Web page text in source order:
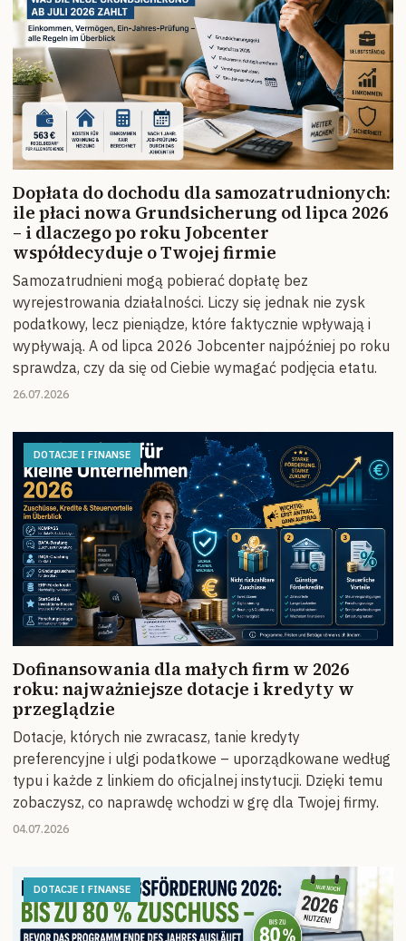
Dopłata do dochodu dla samozatrudnionych:
ile płaci nowa Grundsicherung od lipca 2026
– i dlaczego po roku Jobcenter
współdecyduje o Twojej firmie
Samozatrudnieni mogą pobierać dopłatę bez
wyrejestrowania działalności. Liczy się jednak nie zysk
podatkowy, lecz pieniądze, które faktycznie wpływają i
wypływają. A od lipca 2026 Jobcenter najpóźniej po roku
sprawdza, czy da się od Ciebie wymagać podjęcia etatu.
26.07.2026
DOTACJE I FINANSE
Dofinansowania dla małych firm w 2026
roku: najważniejsze dotacje i kredyty w
przeglądzie
Dotacje, których nie zwracasz, tanie kredyty
preferencyjne i ulgi podatkowe – uporządkowane według
typu i każde z linkiem do oficjalnej instytucji. Dzięki temu
zobaczysz, co naprawdę wchodzi w grę dla Twojej firmy.
04.07.2026
DOTACJE I FINANSE